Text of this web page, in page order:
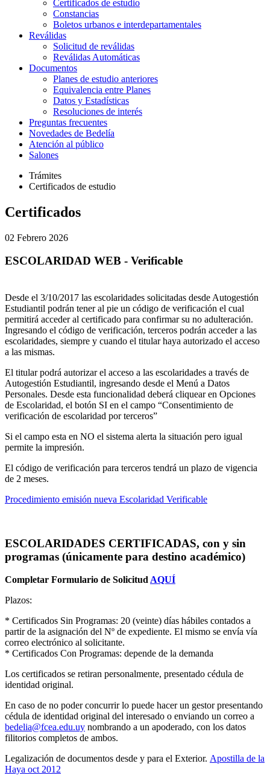
Certificados de estudio
Constancias
Boletos urbanos e interdepartamentales
Reválidas
Solicitud de reválidas
Reválidas Automáticas
Documentos
Planes de estudio anteriores
Equivalencia entre Planes
Datos y Estadísticas
Resoluciones de interés
Preguntas frecuentes
Novedades de Bedelía
Atención al público
Salones
Trámites
Certificados de estudio
Certificados
02 Febrero 2026
ESCOLARIDAD WEB - Verificable
Desde el 3/10/2017 las escolaridades solicitadas desde Autogestión
Estudiantil podrán tener al pie un código de verificación el cual
permitirá acceder al certificado para confirmar su no adulteración.
Ingresando el código de verificación, terceros podrán acceder a las
escolaridades, siempre y cuando el titular haya autorizado el acceso
a las mismas.
El titular podrá autorizar el acceso a las escolaridades a través de
Autogestión Estudiantil, ingresando desde el Menú a Datos
Personales. Desde esta funcionalidad deberá cliquear en Opciones
de Escolaridad, el botón SI en el campo “Consentimiento de
verificación de escolaridad por terceros”
Si el campo esta en NO el sistema alerta la situación pero igual
permite la impresión.
El código de verificación para terceros tendrá un plazo de vigencia
de 2 meses.
Procedimiento emisión nueva Escolaridad Verificable
ESCOLARIDADES CERTIFICADAS, con y sin
programas (únicamente para destino académico)
Completar Formulario de SolicitudAQUÍ
Plazos:
* Certificados Sin Programas: 20 (veinte) días hábiles contados a
partir de la asignación del Nº de expediente. El mismo se envía vía
correo electrónico al solicitante.
* Certificados Con Programas: depende de la demanda
Los certificados se retiran personalmente, presentado cédula de
identidad original.
En caso de no poder concurrir lo puede hacer un gestor presentando
cédula de identidad original del interesado o enviando un correo a
bedelia@fcea.edu.uy nombrando a un apoderado, con los datos
filitorios completos de ambos.
Legalización de documentos desde y para el Exterior. Apostilla de la
Haya oct 2012